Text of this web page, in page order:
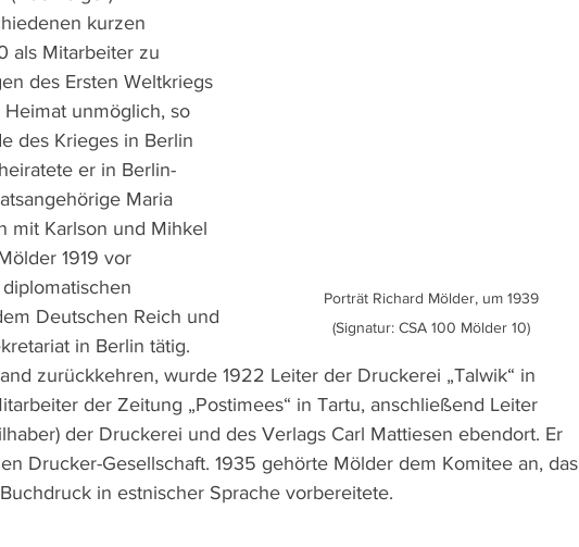
Porträt Richard Mölder, um 1939
(Signatur: CSA 100 Mölder 10)
kurzen
als Mitarbeiter zu
des Ersten Weltkriegs
unmöglich, so
des Krieges in Berlin
er in Berlin-
Maria
mit Karlson und Mihkel
1919 vor
Deutschen Reich und
in Berlin tätig.
zurückkehren, wurde 1922 Leiter der Druckerei „Talwik“ in
der Zeitung „Postimees“ in Tartu, anschließend Leiter
der Druckerei und des Verlags Carl Mattiesen ebendort. Er
Drucker-Gesellschaft. 1935 gehörte Mölder dem Komitee an, das
in estnischer Sprache vorbereitete.